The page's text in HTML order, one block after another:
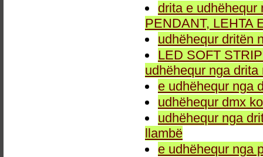
drita e udhëhequr
PENDANT, LEHTA
udhëhequr dritën
LED SOFT
udhëhequr nga
e udhëhequr nga
udhëhequr dmx
udhëhequr nga
llambë
e udhëhequr nga